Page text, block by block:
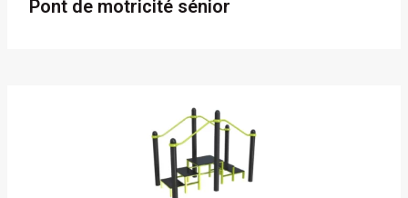
Pont de motricité sénior